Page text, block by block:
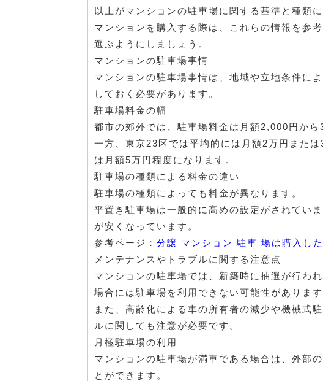
以上がマンションの駐車場に関する基準と種類
マンションを購入する際は、これらの情報を参
選ぶようにしましょう。
マンションの駐車場事情
マンションの駐車場事情は、地域や立地条件に
しておく必要があります。
駐車場料金の幅
都市の郊外では、駐車場料金は月額2,000円か
一方、東京23区では平均的には月額2万円また
は月額5万円程度になります。
駐車場の種類による料金の違い
駐車場の種類によっても料金が異なります。
平置き駐車場は一般的に高めの設定がされてい
が安くなっています。
参考ページ： 分譲 マンション 駐車 場は購入し
メンテナンスやトラブルに関する注意点
マンションの駐車場では、新築時に抽選が行わ
場合には駐車場を利用できない可能性があります
また、高齢化による車の所有者の減少や機械式
ルに関しても注意が必要です。
月極駐車場の利用
マンションの駐車場が満車である場合は、外部
とができます。